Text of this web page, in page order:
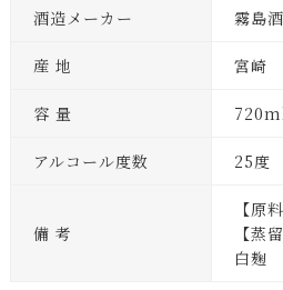
酒造メーカー 霧島
産 地 宮崎
容 量
アルコール度数 25度
備 考
【原
【蒸
白麹